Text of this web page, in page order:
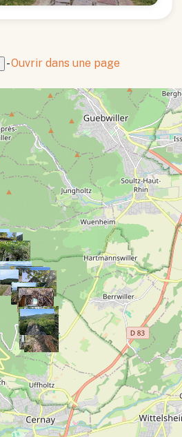
-Ouvrir dans une page